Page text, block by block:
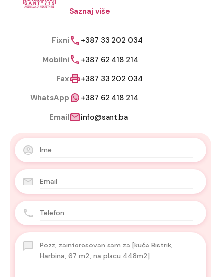
Saznaj više
Fixni
+387 33 202 034
Mobilni
+387 62 418 214
Fax
+387 33 202 034
WhatsApp
+387 62 418 214
Email
info@sant.ba